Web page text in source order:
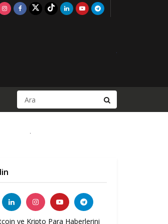
ve Kripto Para Haberlerini